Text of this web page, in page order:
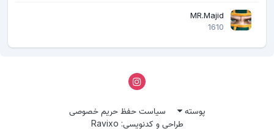
MR.Majid
1610
پوسته
سیاست حفظ حریم خصوصی
طراحی و کدنویسی: Ravixo